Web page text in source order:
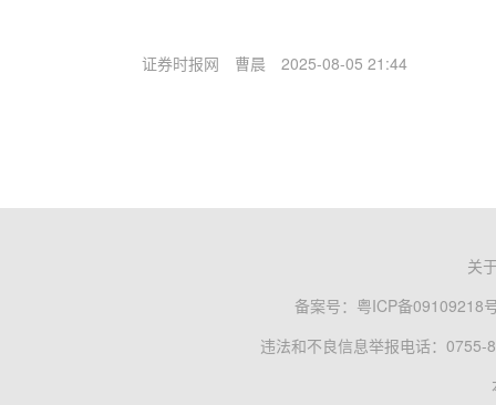
证券时报网 曹晨 2025-08-05 21:44
关
备案号： 粤ICP备09109218
违法和不良信息举报电话：0755-